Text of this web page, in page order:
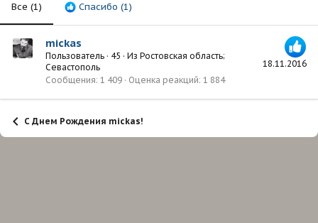
Все (1) Спасибо (1)
18.11.2016
mickas
Пользователь · 45 · Из Ростовская область;
Севастополь
Сообщения 1 409 Оценка реакций 1 884
С Днем Рождения mickas!